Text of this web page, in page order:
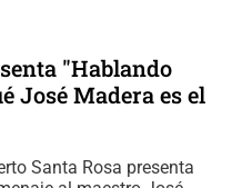
"Hablando
José Madera es el
Santa Rosa presenta